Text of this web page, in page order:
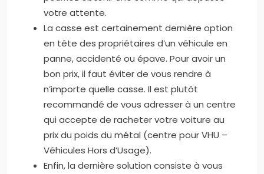
votre attente.
La casse est certainement dernière option
en tête des propriétaires d’un véhicule en
panne, accidenté ou épave. Pour avoir un
bon prix, il faut éviter de vous rendre à
n’importe quelle casse. Il est plutôt
recommandé de vous adresser à un centre
qui accepte de racheter votre voiture au
prix du poids du métal (centre pour VHU –
Véhicules Hors d’Usage).
Enfin, la dernière solution consiste à vous